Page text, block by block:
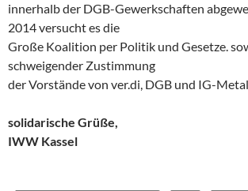
innerhalb der DGB-Gewerkschaften
2014 versucht es die
Große Koalition per Politik und Gesetze.
schweigender Zustimmung
der Vorstände von ver.di, DGB und IG-
solidarische Grüße,
IWW Kassel